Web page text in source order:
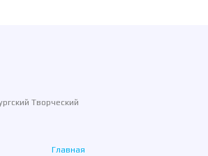
Творческий
Главная